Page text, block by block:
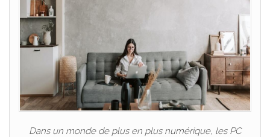
Dans un monde de plus en plus numérique, les PC